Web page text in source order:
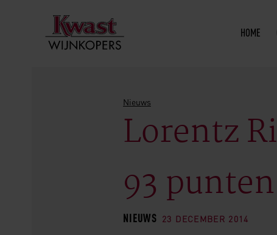
HOME
Nieuws
Lorentz
93 punten
NIEUWS 23 DECEMBER 2014